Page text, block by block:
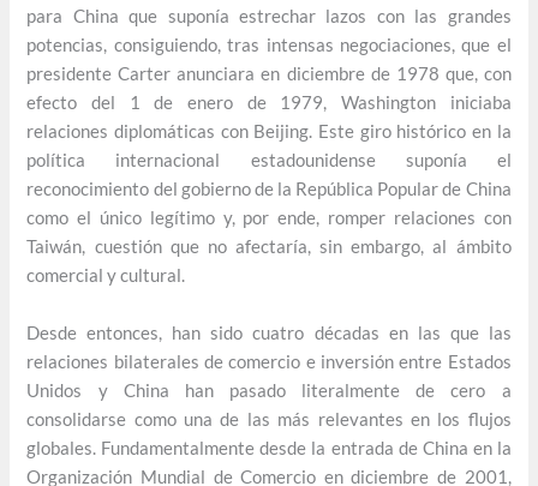
para China que suponía estrechar lazos con las grandes
potencias, consiguiendo, tras intensas negociaciones, que el
presidente Carter anunciara en diciembre de 1978 que, con
efecto del 1 de enero de 1979, Washington iniciaba
relaciones diplomáticas con Beijing. Este giro histórico en la
política internacional estadounidense suponía el
reconocimiento del gobierno de la República Popular de China
como el único legítimo y, por ende, romper relaciones con
Taiwán, cuestión que no afectaría, sin embargo, al ámbito
comercial y cultural.
Desde entonces, han sido cuatro décadas en las que las
relaciones bilaterales de comercio e inversión entre Estados
Unidos y China han pasado literalmente de cero a
consolidarse como una de las más relevantes en los flujos
globales. Fundamentalmente desde la entrada de China en la
Organización Mundial de Comercio en diciembre de 2001,